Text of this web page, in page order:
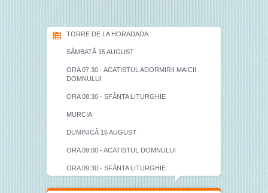
TORRE DE LA HORADADA
SÂMBATĂ 15 AUGUST
ORA 07:30 - ACATISTUL ADORMIRII MAICII
DOMNULUI
ORA 08:30 - SFÂNTA LITURGHIE
MURCIA
DUMINICÂ 16 AUGUST
ORA 09:00 - ACATISTUL DOMNULUI
ORA 09:30 - SFÂNTA LITURGHIE